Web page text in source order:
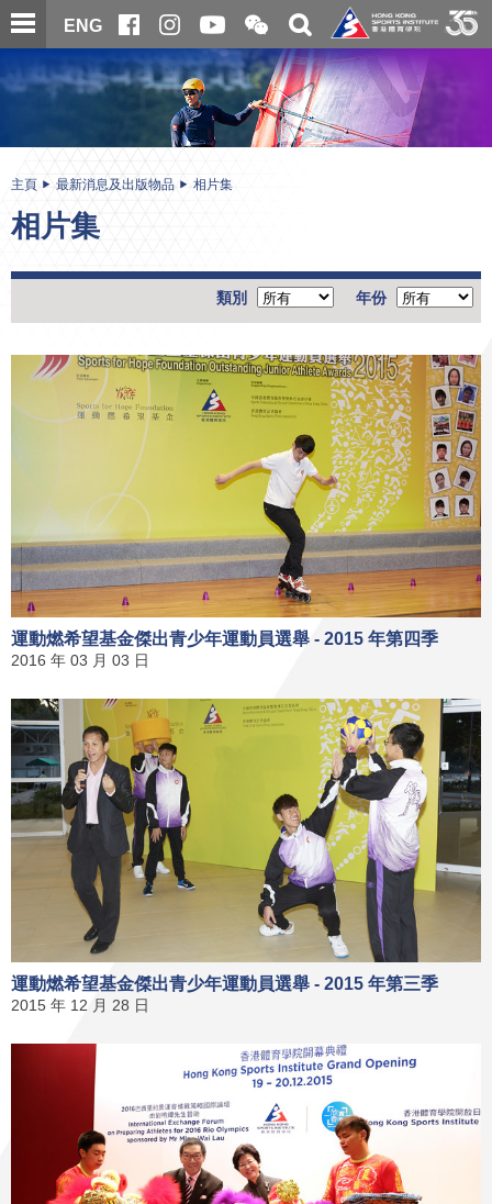
跳
至
內
ENG
開
合
微
信
二
維
碼
關
搜
尋
内
主頁 最新消息及出版物品 相片集
相片集
年份
類別
運動燃希望基金傑出青少年運動員選舉 - 2015 年第四季
2016 年 03 月 03 日
運動燃希望基金傑出青少年運動員選舉 - 2015 年第三季
2015 年 12 月 28 日